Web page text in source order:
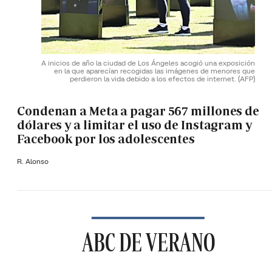
A inicios de año la ciudad de Los Ángeles acogió una exposición
en la que aparecían recogidas las imágenes de menores que
perdieron la vida debido a los efectos de internet. (AFP)
Condenan a Meta a pagar 567 millones de
dólares y a limitar el uso de Instagram y
Facebook por los adolescentes
R. Alonso
ABC DE VERANO